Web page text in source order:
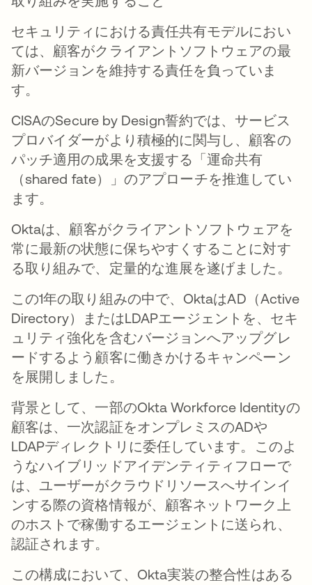
セキュリティにおける責任共有モデルにおい
ては、顧客がクライアントソフトウェアの最
新バージョンを維持する責任を負っていま
す。
CISAのSecure by Design誓約では、サービス
プロバイダーがより積極的に関与し、顧客の
パッチ適用の成果を支援する「運命共有
（shared fate）」のアプローチを推進してい
ます。
Oktaは、顧客がクライアントソフトウェアを
常に最新の状態に保ちやすくすることに対す
る取り組みで、定量的な進展を遂げました。
この1年の取り組みの中で、OktaはAD（Active
Directory）またはLDAPエージェントを、セキ
ュリティ強化を含むバージョンへアップグレ
ードするよう顧客に働きかけるキャンペーン
を展開しました。
背景として、一部のOkta Workforce Identityの
顧客は、一次認証をオンプレミスのADや
LDAPディレクトリに委任しています。このよ
うなハイブリッドアイデンティティフローで
は、ユーザーがクラウドリソースへサインイ
ンする際の資格情報が、顧客ネットワーク上
のホストで稼働するエージェントに送られ、
認証されます。
この構成において、Okta実装の整合性はある